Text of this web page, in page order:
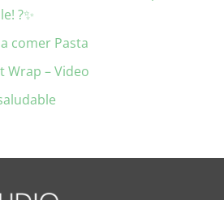
?✨
comer Pasta
Wrap – Video